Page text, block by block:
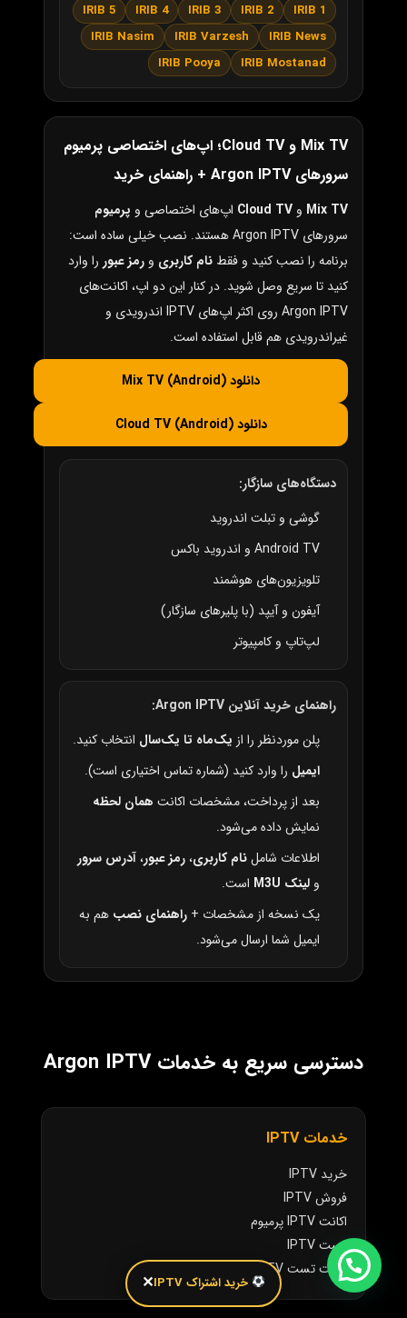
IRIB 1
IRIB 2
IRIB 3
IRIB 4
IRIB 5
IRIB News
IRIB Varzesh
IRIB Nasim
IRIB Mostanad
IRIB Pooya
Mix TV و Cloud TV؛ اپ‌های اختصاصی پرمیوم
سرورهای Argon IPTV + راهنمای خرید
Mix TV و Cloud TV اپ‌های اختصاصی و پرمیوم
سرورهای Argon IPTV هستند. نصب خیلی ساده است:
برنامه را نصب کنید و فقط نام کاربری و رمز عبور را وارد
کنید تا سریع وصل شوید. در کنار این دو اپ، اکانت‌های
Argon IPTV روی اکثر اپ‌های IPTV اندرویدی و
غیراندرویدی هم قابل استفاده است.
دانلود Mix TV (Android)
دانلود Cloud TV (Android)
دستگاه‌های سازگار:
گوشی و تبلت اندروید
Android TV و اندروید باکس
تلویزیون‌های هوشمند
آیفون و آیپد (با پلیرهای سازگار)
لپ‌تاپ و کامپیوتر
راهنمای خرید آنلاین Argon IPTV:
پلن موردنظر را از یک‌ماه تا یک‌سال انتخاب کنید.
ایمیل را وارد کنید (شماره تماس اختیاری است).
بعد از پرداخت، مشخصات اکانت همان لحظه
نمایش داده می‌شود.
اطلاعات شاملنام کاربری،رمز عبور،آدرس سرور
و لینک M3U
است.
یک نسخه از مشخصات + راهنمای نصب هم به
ایمیل شما ارسال می‌شود.
دسترسی سریع به خدمات Argon IPTV
خدمات IPTV
خرید IPTV
فروش IPTV
اکانت IPTV پرمیوم
تست IPTV
اکانت تست IPTV
خرید اشتراک IPTV ✕